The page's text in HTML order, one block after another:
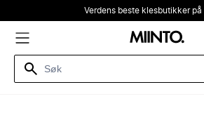
Verdens beste klesbutikker på